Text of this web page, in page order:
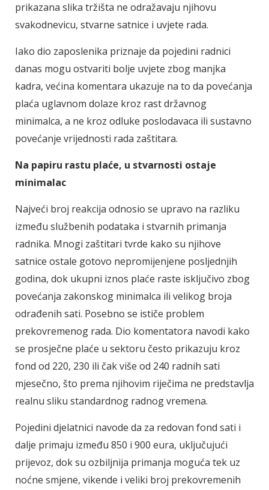
prikazana slika tržišta ne odražavaju njihovu
svakodnevicu, stvarne satnice i uvjete rada.
Iako dio zaposlenika priznaje da pojedini radnici
danas mogu ostvariti bolje uvjete zbog manjka
kadra, većina komentara ukazuje na to da povećanja
plaća uglavnom dolaze kroz rast državnog
minimalca, a ne kroz odluke poslodavaca ili sustavno
povećanje vrijednosti rada zaštitara.
Na papiru rastu plaće, u stvarnosti ostaje
minimalac
Najveći broj reakcija odnosio se upravo na razliku
između službenih podataka i stvarnih primanja
radnika. Mnogi zaštitari tvrde kako su njihove
satnice ostale gotovo nepromijenjene posljednjih
godina, dok ukupni iznos plaće raste isključivo zbog
povećanja zakonskog minimalca ili velikog broja
odrađenih sati. Posebno se ističe problem
prekovremenog rada. Dio komentatora navodi kako
se prosječne plaće u sektoru često prikazuju kroz
fond od 220, 230 ili čak više od 240 radnih sati
mjesečno, što prema njihovim riječima ne predstavlja
realnu sliku standardnog radnog vremena.
Pojedini djelatnici navode da za redovan fond sati i
dalje primaju između 850 i 900 eura, uključujući
prijevoz, dok su ozbiljnija primanja moguća tek uz
noćne smjene, vikende i veliki broj prekovremenih